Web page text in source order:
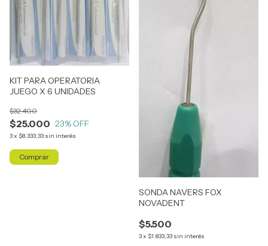
KIT PARA OPERATORIA
JUEGO X 6 UNIDADES
$25.000
$32.400
23% OFF
3x $8.333,33 sin interés
SONDA NAVERS FOX
NOVADENT
$5.500
3x $1.833,33 sin interés